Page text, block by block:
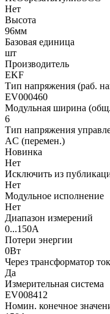
Нет
Высота
96мм
Базовая единица
шт
Производитель
EKF
Тип напряжения (раб.
EV000460
Модульная ширина
6
Тип напряжения
AC (перемен.)
Новинка
Нет
Исключить из
Нет
Модульное исполнение
Нет
Диапазон измерений
0...150А
Потери энергии
0Вт
Через трансформатор
Да
Измерительная система
EV008412
Номин. конечное